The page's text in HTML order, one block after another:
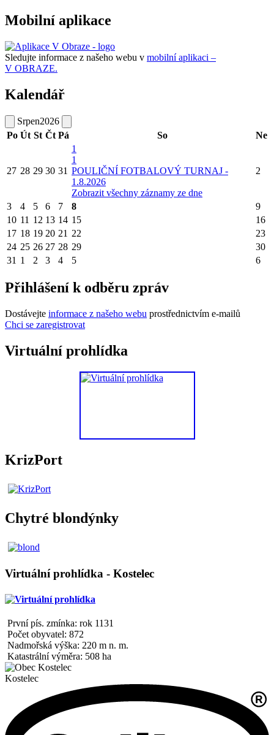
Mobilní aplikace
Sledujte informace z našeho webu v mobilní aplikaci –
V OBRAZE.
Kalendář
Srpen2026
Po Út St Čt Pá So Ne
27 28 29 30 31
1
1
POULIČNÍ FOTBALOVÝ TURNAJ -
1.8.2026
Zobrazit všechny záznamy ze dne
2
3 4 5 6 7 8
9
10 11 12 13 14 15
16
17 18 19 20 21 22
23
24 25 26 27 28 29
30
31 1 2 3 4 5 6
Přihlášení k odběru zpráv
Dostávejte informace z našeho webu prostřednictvím e-mailů
Chci se zaregistrovat
Virtuální prohlídka
KrizPort
Chytré blondýnky
Virtuální prohlídka - Kostelec
První pís. zmínka: rok 1131
Počet obyvatel: 872
Nadmořská výška: 220 m n. m.
Katastrální výměra: 508 ha
Kostelec